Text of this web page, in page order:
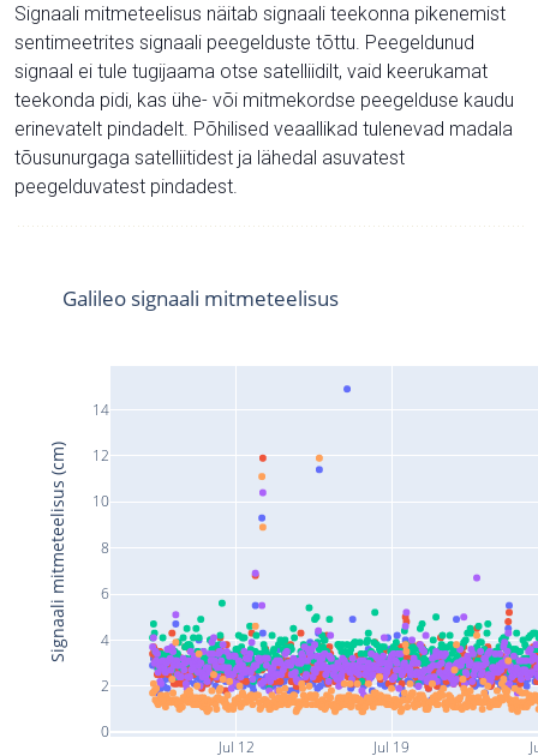
Signaali mitmeteelisus näitab signaali teekonna pikenemist
sentimeetrites signaali peegelduste tõttu. Peegeldunud
signaal ei tule tugijaama otse satelliidilt, vaid keerukamat
teekonda pidi, kas ühe- või mitmekordse peegelduse kaudu
erinevatelt pindadelt. Põhilised veaallikad tulenevad madala
tõusunurgaga satelliitidest ja lähedal asuvatest
peegelduvatest pindadest.
Jul 12 Jul 19
0
2
4
6
8
10
12
14
Galileo signaali mitmeteelisus
Signaali mitmeteelisus (cm)